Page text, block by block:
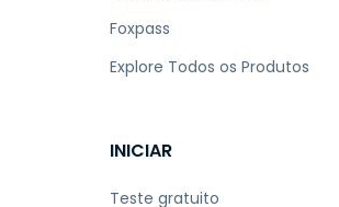
Foxpass
Explore Todos os Produtos
INICIAR
Teste gratuito